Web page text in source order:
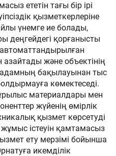
ететін тағы бір ірі
қызметкерлеріне
үнемге ие болады,
деңгейдегі қорғанысты
және объектінің
адамның бақылауынан тыс
көмектеседі.
материалдары мен
жүйенің өмірлік
қызмет көрсетуді
жұмыс істеуін қамтамасыз
ету мерзімі бойынша
икемділік